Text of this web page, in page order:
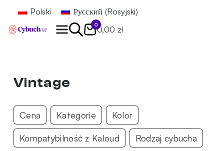
Polski Русский (Rosyjski)
0
0,00 zł
Vintage
Cena Kategorie Kolor
Kompatybilność z Kaloud Rodzaj cybucha